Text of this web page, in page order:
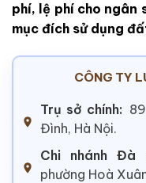
phí, lệ phí cho ngân
mục đích sử dụng
CÔNG TY
Trụ sở chính:
Đình, Hà Nội.
Chi nhánh Đà
phường Hoà